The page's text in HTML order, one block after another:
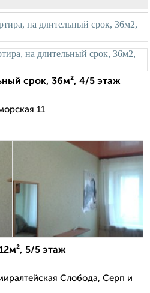
срок, 36м², 4/5 этаж
11
5/5 этаж
Слобода, Серп и